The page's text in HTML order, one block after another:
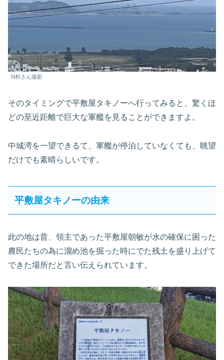
N村さん撮影
そのタイミングで平敷屋タキノーへ行ってみると、驚くほ
どの至近距離で巨大な軍艦を見ることができますよ。
中城湾を一望できるて、軍艦が停泊していなくても、眺望
だけでも素晴らしいです。
平敷屋タキノーの由来
此の地は昔、領主であった平敷屋朝敏が水の確保に困った
農民たちの為に溜め池を掘った時にでた残土を盛り上げて
できた場所だと言い伝えられています。